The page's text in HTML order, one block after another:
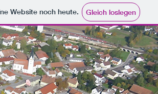
Website noch heute. Gleich loslegen